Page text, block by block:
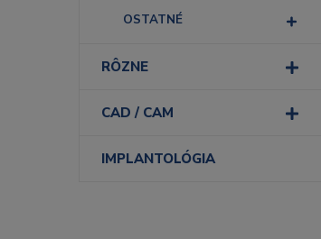
OSTATNÉ
RÔZNE
CAD / CAM
IMPLANTOLÓGIA